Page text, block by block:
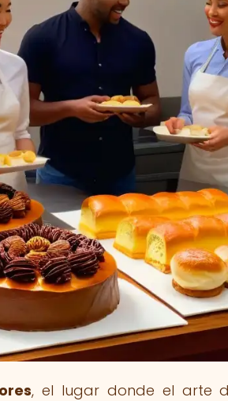
, el lugar donde el arte